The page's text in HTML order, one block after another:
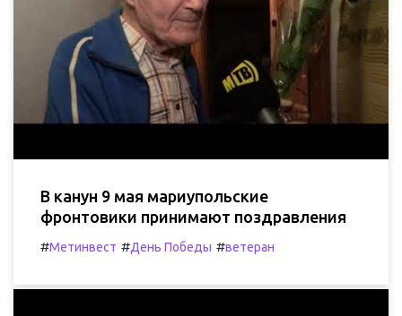
В канун 9 мая мариупольские
фронтовики принимают поздравления
#Метинвест #День Победы #ветеран